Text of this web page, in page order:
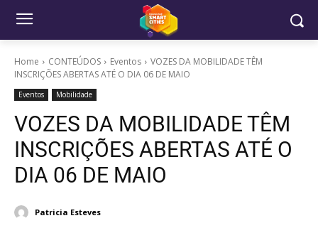
Home CONTEÚDOS Eventos
VOZES DA MOBILIDADE TÊM
INSCRIÇÕES ABERTAS ATÉ O DIA 06 DE MAIO
Eventos Mobilidade
VOZES DA MOBILIDADE TÊM
INSCRIÇÕES ABERTAS ATÉ O
DIA 06 DE MAIO
Patricia Esteves